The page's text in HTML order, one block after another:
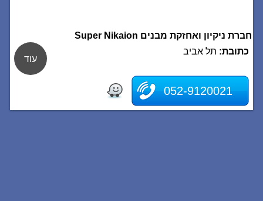
חברת ניקיון ואחזקת מבנים Super Nikaion
כתובת: תל אביב
052-9120021
עוד